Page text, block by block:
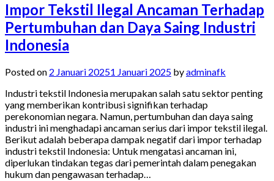
Impor Tekstil Ilegal Ancaman Terhadap
Pertumbuhan dan Daya Saing Industri
Indonesia
Posted on 2 Januari 20251 Januari 2025 byadminafk
Industri tekstil Indonesia merupakan salah satu sektor penting
yang memberikan kontribusi signifikan terhadap
perekonomian negara. Namun, pertumbuhan dan daya saing
industri ini menghadapi ancaman serius dari impor tekstil ilegal.
Berikut adalah beberapa dampak negatif dari impor terhadap
industri tekstil Indonesia: Untuk mengatasi ancaman ini,
diperlukan tindakan tegas dari pemerintah dalam penegakan
hukum dan pengawasan terhadap…